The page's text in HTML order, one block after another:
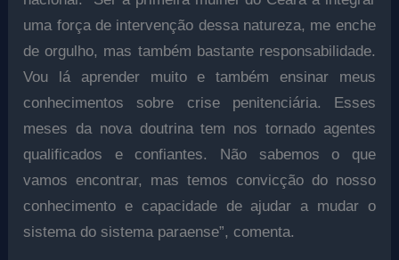
uma força de intervenção dessa natureza, me enche
de orgulho, mas também bastante responsabilidade.
Vou lá aprender muito e também ensinar meus
conhecimentos sobre crise penitenciária. Esses
meses da nova doutrina tem nos tornado agentes
qualificados e confiantes. Não sabemos o que
vamos encontrar, mas temos convicção do nosso
conhecimento e capacidade de ajudar a mudar o
sistema do sistema paraense”, comenta.